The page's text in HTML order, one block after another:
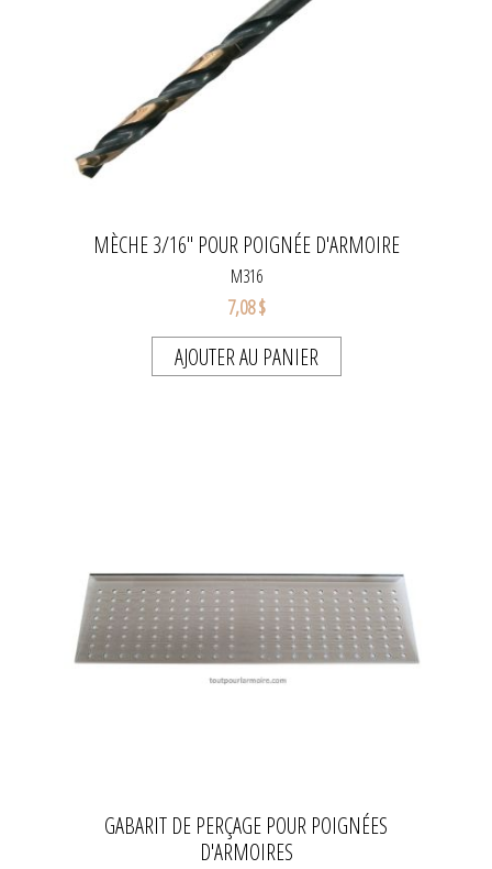
MÈCHE 3/16" POUR POIGNÉE D'ARMOIRE
M316
7,08 $
AJOUTER AU PANIER
GABARIT DE PERÇAGE POUR POIGNÉES
D'ARMOIRES